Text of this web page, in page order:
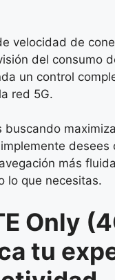
velocidad de
del consumo
un control
red 5G.
buscando
desees
más
lo que necesitas.
Only
tu